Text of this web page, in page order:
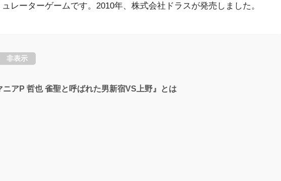
レーターゲームです。2010年、株式会社ドラスが発売しました。
非表示
ニアP 哲也 雀聖と呼ばれた男新宿VS上野』とは